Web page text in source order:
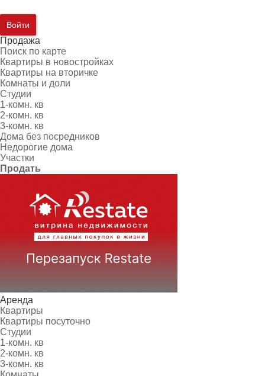
Войти
Продажа
Поиск по карте
Квартиры в новостройках
Квартиры на вторичке
Комнаты и доли
Студии
1-комн. кв
2-комн. кв
3-комн. кв
Дома без посредников
Недорогие дома
Участки
Продать
Аренда
Квартиры
Квартиры посуточно
Студии
1-комн. кв
2-комн. кв
3-комн. кв